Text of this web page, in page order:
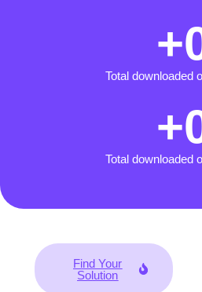
Total downloaded
+
Total downloaded
+
Find Your
Solution